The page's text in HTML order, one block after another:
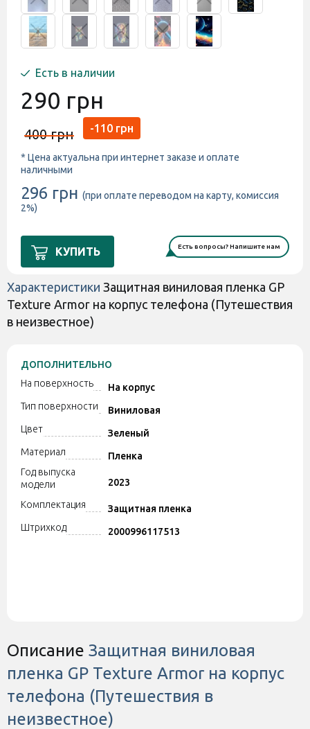
Есть в наличии
290 грн
400 грн -110 грн
* Цена актуальна при интернет заказе и оплате
наличными
296 грн (при оплате переводом на карту, комиссия
2%)
КУПИТЬ Есть вопросы? Напишите нам
Характеристики Защитная виниловая пленка GP
Texture Armor на корпус телефона (Путешествия
в неизвестное)
ДОПОЛНИТЕЛЬНО
На поверхность
На корпус
Тип поверхности
Виниловая
Цвет
Зеленый
Материал
Пленка
Год выпуска
модели
2023
Комплектация
Защитная пленка
Штрихкод
2000996117513
Описание Защитная виниловая
пленка GP Texture Armor на корпус
телефона (Путешествия в
неизвестное)